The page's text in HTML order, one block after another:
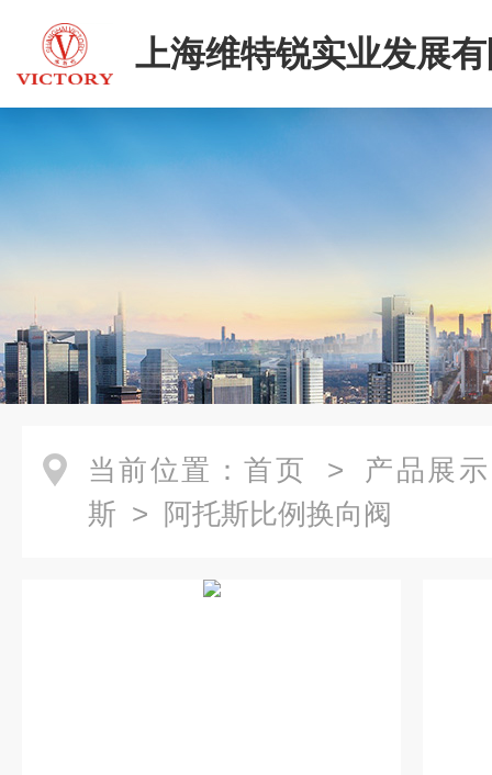
上海维特锐实业发展
当前位置： 首页 > 产品展示
斯 > 阿托斯比例换向阀